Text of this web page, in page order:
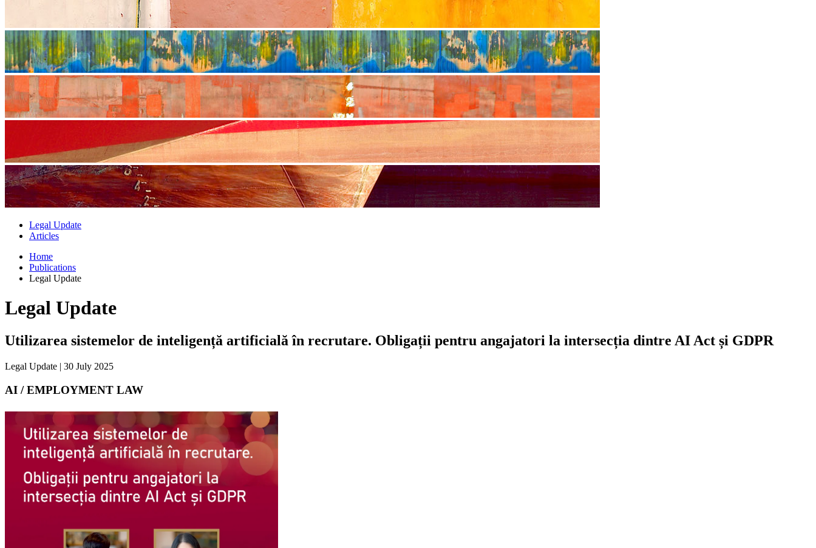
Legal Update
Articles
Home
Publications
Legal Update
Legal Update
Utilizarea sistemelor de inteligență artificială în recrutare. Obligații pentru angajatori la intersecția dintre AI Act și GDPR
Legal Update | 30 July 2025
AI / EMPLOYMENT LAW